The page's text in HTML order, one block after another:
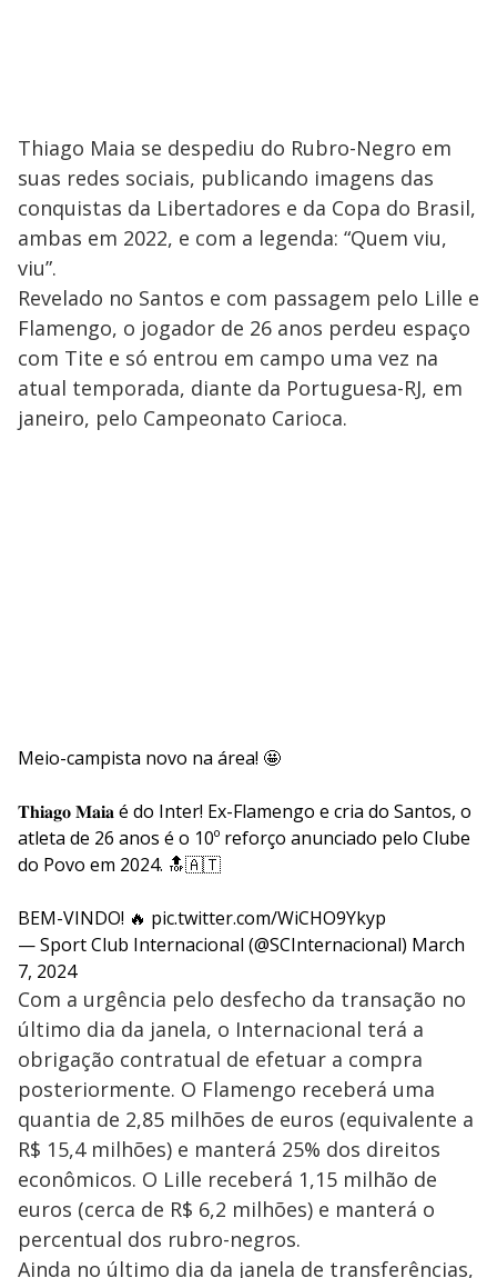
Thiago Maia se despediu do Rubro-Negro em
suas redes sociais, publicando imagens das
conquistas da Libertadores e da Copa do Brasil,
ambas em 2022, e com a legenda: “Quem viu,
viu”.
Revelado no Santos e com passagem pelo Lille e
Flamengo, o jogador de 26 anos perdeu espaço
com Tite e só entrou em campo uma vez na
atual temporada, diante da Portuguesa-RJ, em
janeiro, pelo Campeonato Carioca.
Meio-campista novo na área! 🤩
𝐓𝐡𝐢𝐚𝐠𝐨 𝐌𝐚𝐢𝐚 é do Inter! Ex-Flamengo e cria do Santos, o
atleta de 26 anos é o 10º reforço anunciado pelo Clube
do Povo em 2024. 🔝🇦🇹
BEM-VINDO! 🔥 pic.twitter.com/WiCHO9Ykyp
— Sport Club Internacional (@SCInternacional) March
7, 2024
Com a urgência pelo desfecho da transação no
último dia da janela, o Internacional terá a
obrigação contratual de efetuar a compra
posteriormente. O Flamengo receberá uma
quantia de 2,85 milhões de euros (equivalente a
R$ 15,4 milhões) e manterá 25% dos direitos
econômicos. O Lille receberá 1,15 milhão de
euros (cerca de R$ 6,2 milhões) e manterá o
percentual dos rubro-negros.
Ainda no último dia da janela de transferências,